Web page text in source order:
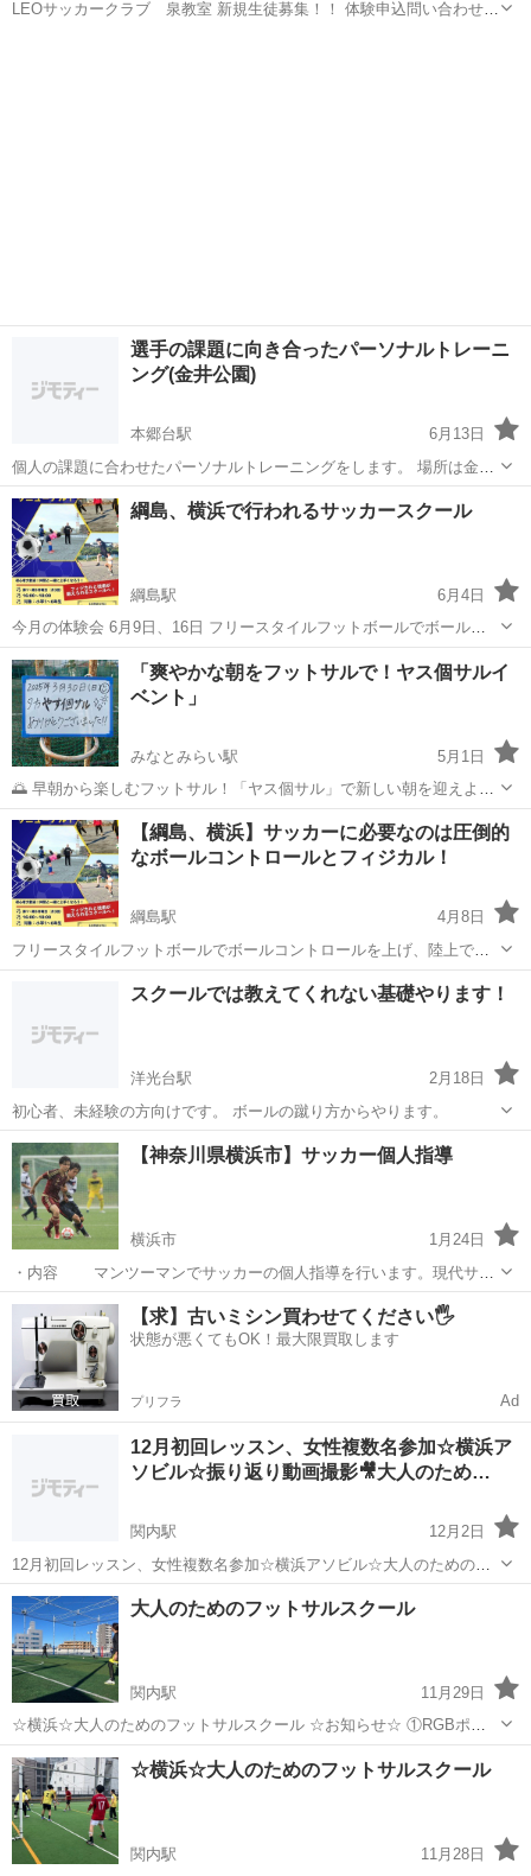
LEOサッカークラブ 泉教室 新規生徒募集！！ 体験申込問い合わせは
選手の課題に向き合ったパーソナルトレーニ
ング(金井公園)
本郷台駅
6月13日
個人の課題に合わせたパーソナルトレーニングをします。 場所は金井
公園(横浜市栄区)になります。 小学生から大人までどなたでも対応可
能です。 ご希望に応じてトレーニング後のフィードバックも可能で
す。 経歴 ・J下部出身...
神奈川 横浜市 本郷台駅 サッカー
パーソナルトレーニング
綱島、横浜で行われるサッカースクール
綱島駅
6月4日
今月の体験会 6月9日、16日 フリースタイルフットボールでボールコ
ントロールを上げ、陸上でフィジカルやアジリティを上げるサッカー
スクールです。 それぞれプロのフリースタイルフットボーラー、フィ
ジカルのコーチが担当をし、...
神奈川 横浜市 綱島駅 サッカー フィジカル
「爽やかな朝をフットサルで！ヤス個サルイ
ベント」
みなとみらい駅
5月1日
🌅 早朝から楽しむフットサル！「ヤス個サル」で新しい朝を迎えよう
⚽ フットサルファンの皆さん、こんにちは！早起きして気持ちよく体
を動かしたい、そんなあなたのために誕生したイベント「ヤス個サ
ル」をご紹介します！ かつて横浜市...
神奈川 横浜市 みなとみらい駅 サッカー キーパー
【綱島、横浜】サッカーに必要なのは圧倒的
なボールコントロールとフィジカル！
綱島駅
4月8日
フリースタイルフットボールでボールコントロールを上げ、陸上でフ
ィジカルやアジリティを上げるサッカースクールです。 それぞれプロ
のフリースタイルフットボーラー、フィジカルのコーチが担当をし、
サッカー フィジカル
スクールでは教えてくれない基礎やります！
洋光台駅
2月18日
初心者、未経験の方向けです。 ボールの蹴り方からやります。
神奈川 横浜市 洋光台駅 サッカー 未経験
【神奈川県横浜市】サッカー個人指導
横浜市
1月24日
・内容 マンツーマンでサッカーの個人指導を行います。現代サッ
カーで大切な『止めて、蹴る』を重視し、どこでも通用する技術の習
得を目指します。 ・対象 小学生までのお子さま ・場所 横浜市
内の公園や広場 ...
神奈川 横浜市 サッカー マンツーマン
【求】古いミシン買わせてください🖐️
状態が悪くてもOK！最大限買取します
プリフラ Ad
12月初回レッスン、女性複数名参加☆横浜ア
ソビル☆振り返り動画撮影🎥大人のため…
関内駅
12月2日
12月初回レッスン、女性複数名参加☆横浜アソビル☆大人のためのフ
ットサルスクール🎥 ☆お知らせ☆ ①RGBポイントカード始めま
す！！（例：１回参加1ポイント 特別DAYはポイント2倍） 10回参加
で1,000円相当フットサ...
神奈川 横浜市 関内駅 サッカー
大人のためのフットサルスクール
関内駅
11月29日
☆横浜☆大人のためのフットサルスクール ☆お知らせ☆ ①RGBポイ
ントカード始めます！！（例：１回参加1ポイント 特別DAYはポイン
ト2倍） 10回参加で1,000円相当フットサルグッズ（例：シューズケー
スなど） 20回参...
神奈川 横浜市 関内駅 サッカー
☆横浜☆大人のためのフットサルスクール
関内駅 11月28日